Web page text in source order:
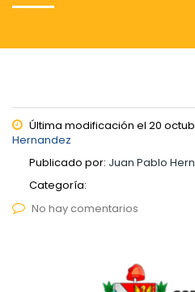
Última modificación el 20
Hernandez
Publicado por: Juan Pablo
Categoría:
No hay comentarios